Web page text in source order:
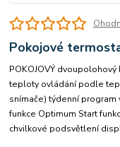
Pokojové
POKOJOVÝ
teploty ovládání podle
snímače) týdenní
funkce Optimum Start
chvilkové podsvětlení